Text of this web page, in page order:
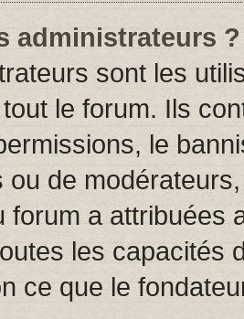
administrateurs ?
sont les
le forum. Ils
le
ou de
forum a attribuées
les capacités
ce que le